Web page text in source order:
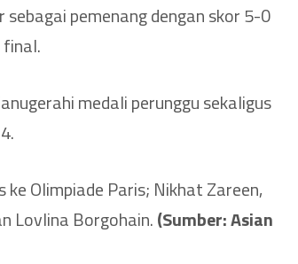
pemenang dengan skor 5-0
medali perunggu sekaligus
Olimpiade Paris; Nikhat Zareen,
Lovlina Borgohain.(Sumber: Asian